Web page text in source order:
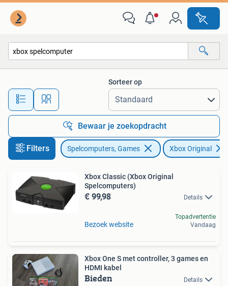
Alle afstanden…
Sorteer op
Bewaar je zoekopdracht
Filters Spelcomputers, Games Xbox Original
Xbox Classic (Xbox Original
Spelcomputers)
€ 99,98 Details
Bezoek website
Topadvertentie
Vandaag
Xbox One S met controller, 3 games en
HDMI kabel
Bieden Details